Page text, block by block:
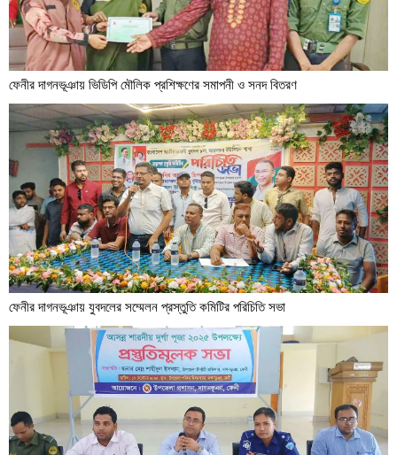
ফেনীর দাগনভূঞায় ভিডিপি মৌলিক প্রশিক্ষণের সমাপনী ও সনদ বিতরণ
ফেনীর দাগনভূঞায় যুবদলের সম্মেলন প্রস্তুতি কমিটির পরিচিতি সভা